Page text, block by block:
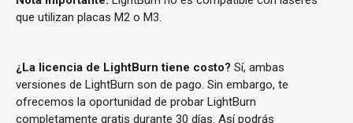
que utilizan placas M2 o M3.
¿La licencia de LightBurn tiene costo? Sí, ambas
versiones de LightBurn son de pago. Sin embargo, te
ofrecemos la oportunidad de probar LightBurn
completamente gratis durante 30 días. Así podrás